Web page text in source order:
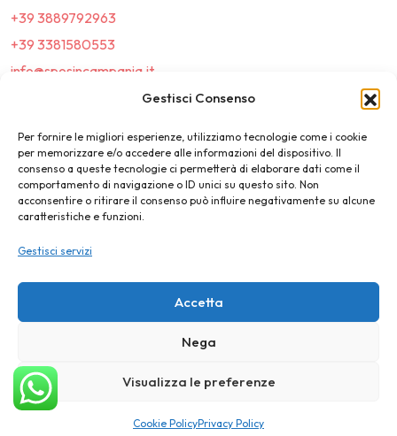
Gestisci Consenso
Per fornire le migliori esperienze, utilizziamo tecnologie come i cookie
per memorizzare e/o accedere alle informazioni del dispositivo. Il
consenso a queste tecnologie ci permetterà di elaborare dati come il
comportamento di navigazione o ID unici su questo sito. Non
acconsentire o ritirare il consenso può influire negativamente su alcune
caratteristiche e funzioni.
Gestisci servizi
Accetta
Nega
Visualizza le preferenze
Cookie PolicyPrivacy Policy
+39 3889792963
+39 3381580553
info@sposincampania.it
sposincampania@pec.it
Link
Top100
News e Tendenze
Destination Wedding
©2025 SposIn Campania